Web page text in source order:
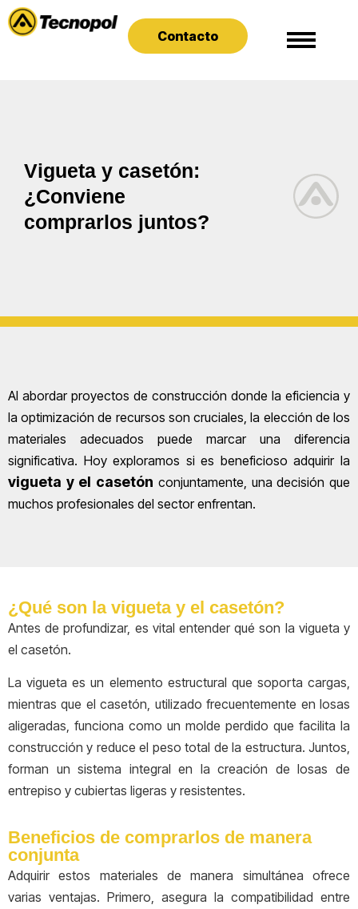
Contacto
Vigueta y casetón:
¿Conviene
comprarlos juntos?
Al abordar proyectos de construcción donde la eficiencia y
la optimización de recursos son cruciales, la elección de los
materiales adecuados puede marcar una diferencia
significativa. Hoy exploramos si es beneficioso adquirir la
vigueta y el casetón conjuntamente, una decisión que
muchos profesionales del sector enfrentan.
¿Qué son la vigueta y el casetón?
Antes de profundizar, es vital entender qué son la vigueta y
el casetón.
La vigueta es un elemento estructural que soporta cargas,
mientras que el casetón, utilizado frecuentemente en losas
aligeradas, funciona como un molde perdido que facilita la
construcción y reduce el peso total de la estructura. Juntos,
forman un sistema integral en la creación de losas de
entrepiso y cubiertas ligeras y resistentes.
Beneficios de comprarlos de manera
conjunta
Adquirir estos materiales de manera simultánea ofrece
varias ventajas. Primero, asegura la compatibilidad entre